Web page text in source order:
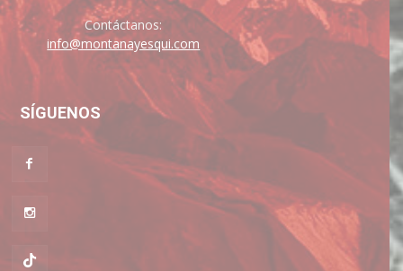
Contáctanos:
info@montanayesqui.com
SÍGUENOS